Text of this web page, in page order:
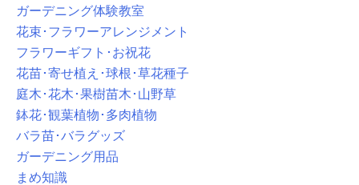
ガーデニング体験教室
花束･フラワーアレンジメント
フラワーギフト･お祝花
花苗･寄せ植え･球根･草花種子
庭木･花木･果樹苗木･山野草
鉢花･観葉植物･多肉植物
バラ苗･バラグッズ
ガーデニング用品
まめ知識